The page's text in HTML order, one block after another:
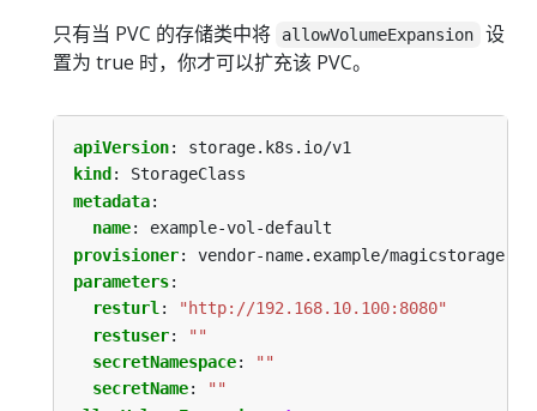
只有当 PVC 的存储类中将
allowVolumeExpansion
设
置为 true 时，你才可以扩充该 PVC。
apiVersion:
storage.k8s.io/v1
kind :
StorageClass
metadata:
name:
example-vol-default
provisioner:
vendor-name.example/magicstorage
parameters:
resturl:
"http://192.168.10.100:8080"
restuser:
""
secretNamespace:
""
secretName:
""